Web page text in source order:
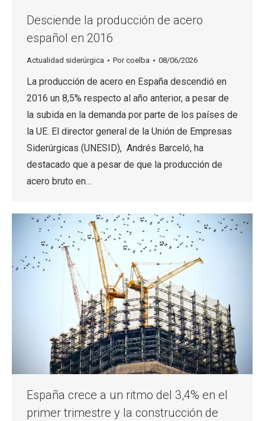
Desciende la producción de acero
español en 2016
Actualidad siderúrgica Porcoelba 08/06/2026
La producción de acero en España descendió en
2016 un 8,5% respecto al año anterior, a pesar de
la subida en la demanda por parte de los países de
la UE. El director general de la Unión de Empresas
Siderúrgicas (UNESID), Andrés Barceló, ha
destacado que a pesar de que la producción de
acero bruto en…
España crece a un ritmo del 3,4% en el
primer trimestre y la construcción de